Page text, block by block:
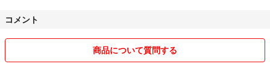
コメント
商品について質問する